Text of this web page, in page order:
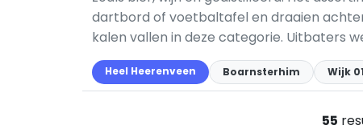
dartbord of voetbaltafel en draaien
kalen vallen in deze categorie. Uitbaters
Heel Heerenveen Boarnsterhim Wijk
55